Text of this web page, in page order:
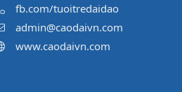
fb.com/tuoitredaidao
admin@caodaivn.com
www.caodaivn.com